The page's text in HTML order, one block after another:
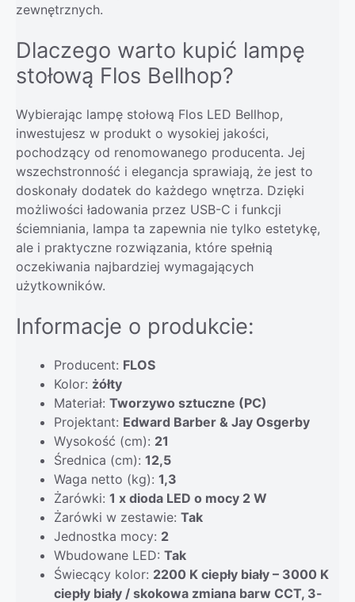
zewnętrznych.
Dlaczego warto kupić lampę
stołową Flos Bellhop?
Wybierając lampę stołową Flos LED Bellhop,
inwestujesz w produkt o wysokiej jakości,
pochodzący od renomowanego producenta. Jej
wszechstronność i elegancja sprawiają, że jest to
doskonały dodatek do każdego wnętrza. Dzięki
możliwości ładowania przez USB-C i funkcji
ściemniania, lampa ta zapewnia nie tylko estetykę,
ale i praktyczne rozwiązania, które spełnią
oczekiwania najbardziej wymagających
użytkowników.
Informacje o produkcie:
Producent: FLOS
Kolor: żółty
Materiał: Tworzywo sztuczne (PC)
Projektant: Edward Barber & Jay Osgerby
Wysokość (cm): 21
Średnica (cm): 12,5
Waga netto (kg): 1,3
Żarówki: 1 x dioda LED o mocy 2 W
Żarówki w zestawie: Tak
Jednostka mocy: 2
Wbudowane LED: Tak
Świecący kolor: 2200 K ciepły biały – 3000 K
ciepły biały / skokowa zmiana barw CCT, 3-